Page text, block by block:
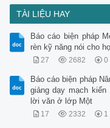
TÀI LIỆU HAY
Báo cáo biện pháp
rèn kỹ năng nói cho
27 2682 0
Báo cáo biện pháp
giảng dạy mạch
lời văn ở lớp Một
17 2332 1